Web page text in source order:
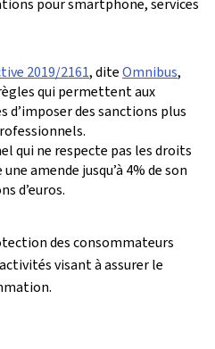
pour smartphone, services
2019/2161, diteOmnibus,
qui permettent aux
des sanctions plus
qui ne respecte pas les droits
amende jusqu’à 4% de son
d’euros.
des consommateurs
visant à assurer le